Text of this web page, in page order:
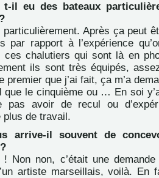
il eu des bateaux
particulièrement. Après ça peut
par rapport à l’expérience
ces chalutiers qui sont là en
ils sont très équipés,
premier que j’ai fait, ça m’a
que le cinquième ou … En soi
pas avoir de recul ou
plus de travail.
arrive-il souvent de
Non non, c’était une
artiste marseillais, voilà. En